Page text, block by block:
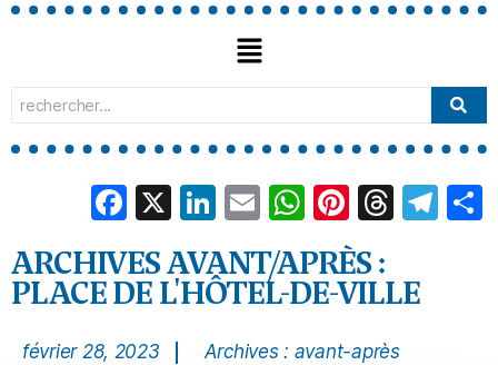
Facebook
X LinkedIn
EmailWhatsApp
Pinterest
ARCHIVES AVANT/APRÈS :
PLACE DE L'HÔTEL-DE-VILLE
février 28, 2023 Archives : avant-après